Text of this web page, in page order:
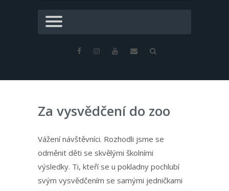
Za vysvědčení do zoo
Vážení návštěvníci. Rozhodli jsme se
odměnit děti se skvělými školními
výsledky. Ti, kteří se u pokladny pochlubí
svým vysvědčením se samými jedničkami